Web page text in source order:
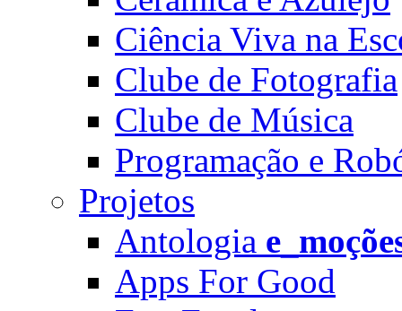
Ciência Viva na
Clube de Fotografia
Clube de Música
Programação e
Projetos
Antologia
Apps For Good